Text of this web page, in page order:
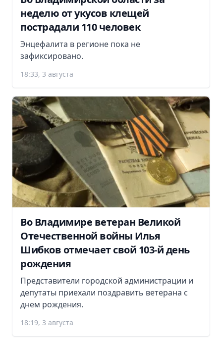
неделю от укусов клещей
пострадали 110 человек
Энцефалита в регионе пока не
зафиксировано.
18:33, 3 августа
Во Владимире ветеран Великой
Отечественной войны Илья
Шибков отмечает свой 103-й день
рождения
Представители городской администрации и
депутаты приехали поздравить ветерана с
днем рождения.
18:19, 3 августа